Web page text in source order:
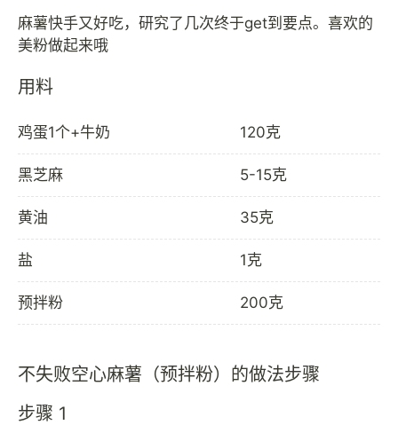
麻薯快手又好吃，研究了几次终于get到要点。喜欢的
用料
鸡蛋1个+牛奶 120克
黑芝麻 5-15克
黄油 35克
盐 1克
预拌粉 200克
不失败空心麻薯（预拌粉）的做法步骤
步骤 1